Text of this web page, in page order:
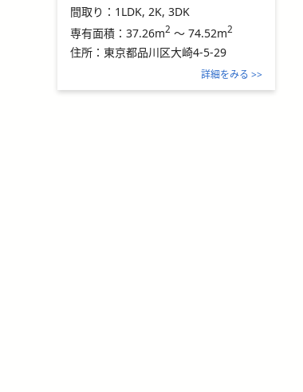
間取り： 1LDK, 2K, 3DK
専有面積： 37.26m2 ～ 74.52m2
住所： 東京都品川区大崎4-5-29
詳細をみる >>